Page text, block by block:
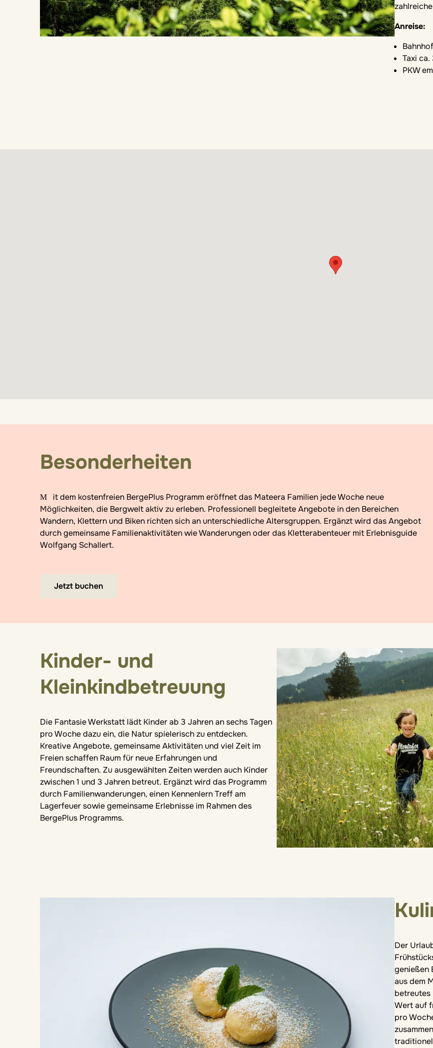
Anreise:
Taxi
PKW
Besonderheiten
Mit dem kostenfreien BergePlus Programm eröffnet das Mateera Familien jede Woche neue
Möglichkeiten, die Bergwelt aktiv zu erleben. Professionell begleitete Angebote in den Bereichen
Wandern, Klettern und Biken richten sich an unterschiedliche Altersgruppen. Ergänzt wird das Angebot
durch gemeinsame Familienaktivitäten wie Wanderungen oder das Kletterabenteuer mit Erlebnisguide
Wolfgang Schallert.
Jetzt buchen
Kinder- und
Kleinkindbetreuung
Die Fantasie Werkstatt lädt Kinder ab 3 Jahren an sechs Tagen
pro Woche dazu ein, die Natur spielerisch zu entdecken.
Kreative Angebote, gemeinsame Aktivitäten und viel Zeit im
Freien schaffen Raum für neue Erfahrungen und
Freundschaften. Zu ausgewählten Zeiten werden auch Kinder
zwischen 1 und 3 Jahren betreut. Ergänzt wird das Programm
durch Familienwanderungen, einen Kennenlern Treff am
Lagerfeuer sowie gemeinsame Erlebnisse im Rahmen des
BergePlus Programms.
Der
genießen
aus dem
betreutes
Wert auf
pro